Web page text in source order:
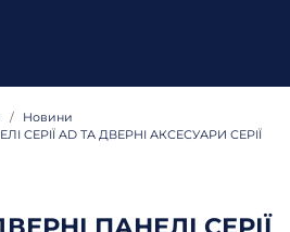
Новини
СЕРІЇ AD ТА ДВЕРНІ АКСЕСУАРИ СЕРІЇ